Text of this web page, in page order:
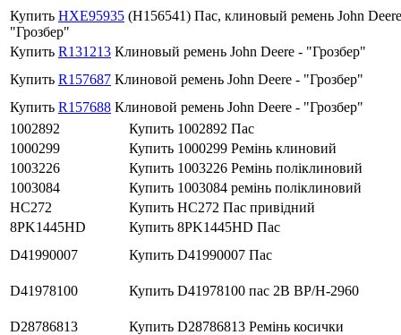
Купить HXE95935 (H156541) Пас, клиновый ремень John
"Грозбер"
Купить R131213 Клиновый ремень John Deere - "Грозбер"
Купить R157687 Клиновой ремень John Deere - "Грозбер"
Купить R157688 Клиновой ремень John Deere - "Грозбер"
1002892
Купить 1002892 Пас
1000299
Купить 1000299 Ремінь клиновий
1003226
Купить 1003226 Ремінь поліклиновий
1003084
Купить 1003084 ремінь поліклиновий
HC272
Купить HC272 Пас привідний
8PK1445HD
Купить 8PK1445HD Пас
D41990007
Купить D41990007 Пас
D41978100 Купить D41978100 пас 2B BP/H-2960
D28786813
Купить D28786813 Ремінь косички